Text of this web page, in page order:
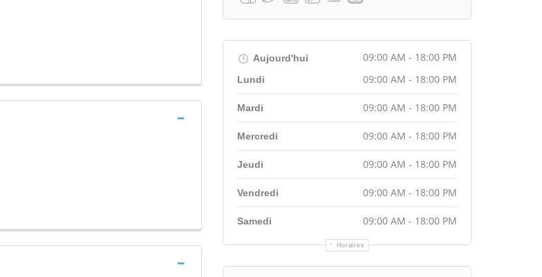
Aujourd'hui 09:00 AM - 18:00 PM
Horaires
Lundi 09:00 AM - 18:00 PM
Mardi 09:00 AM - 18:00 PM
Mercredi 09:00 AM - 18:00 PM
Jeudi 09:00 AM - 18:00 PM
Vendredi 09:00 AM - 18:00 PM
Samedi 09:00 AM - 18:00 PM